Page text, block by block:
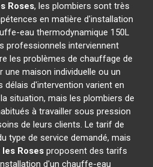
Roses, les plombiers sont très
en matière d'installation
eau thermodynamique 150L
professionnels interviennent
les problèmes de chauffage de
une maison individuelle ou un
délais d'intervention varient en
situation, mais les plombiers de
à travailler sous pression
de leurs clients. Le tarif de
type de service demandé, mais
les Rosesproposent des tarifs
d'un chauffe-eau